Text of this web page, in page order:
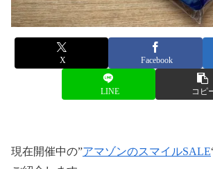
X Facebook
LINE コピ
現在開催中の”アマゾンのスマイルSALE